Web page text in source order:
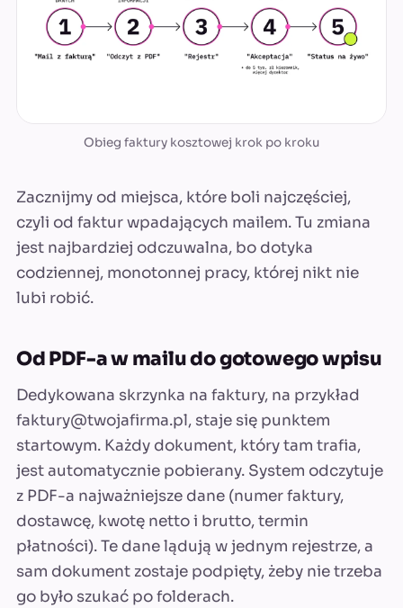
Obieg faktury kosztowej krok po kroku
Zacznijmy od miejsca, które boli najczęściej,
czyli od faktur wpadających mailem. Tu zmiana
jest najbardziej odczuwalna, bo dotyka
codziennej, monotonnej pracy, której nikt nie
lubi robić.
Od PDF-a w mailu do gotowego wpisu
Dedykowana skrzynka na faktury, na przykład
faktury@twojafirma.pl, staje się punktem
startowym. Każdy dokument, który tam trafia,
jest automatycznie pobierany. System odczytuje
z PDF-a najważniejsze dane (numer faktury,
dostawcę, kwotę netto i brutto, termin
płatności). Te dane lądują w jednym rejestrze, a
sam dokument zostaje podpięty, żeby nie trzeba
go było szukać po folderach.